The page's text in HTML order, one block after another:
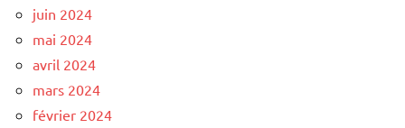
juin 2024
mai 2024
avril 2024
mars 2024
février 2024